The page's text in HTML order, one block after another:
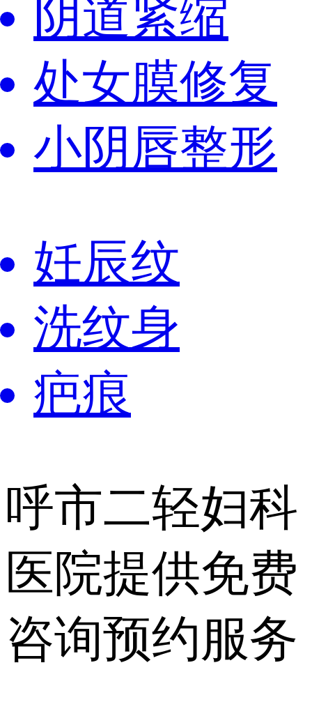
阴道紧缩
处女膜修复
小阴唇整形
妊辰纹
洗纹身
疤痕
呼市二轻妇科
医院提供免费
咨询预约服务